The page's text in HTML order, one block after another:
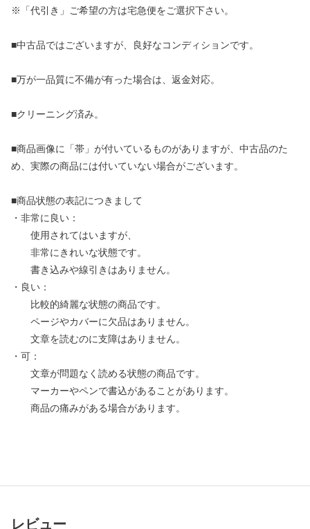
※「代引き」ご希望の方は宅急便をご選択下さい。
■中古品ではございますが、良好なコンディションです。
■万が一品質に不備が有った場合は、返金対応。
■クリーニング済み。
■商品画像に「帯」が付いているものがありますが、中古品のた
め、実際の商品には付いていない場合がございます。
■商品状態の表記につきまして
・非常に良い：
使用されてはいますが、
非常にきれいな状態です。
書き込みや線引きはありません。
・良い：
比較的綺麗な状態の商品です。
ページやカバーに欠品はありません。
文章を読むのに支障はありません。
・可：
文章が問題なく読める状態の商品です。
マーカーやペンで書込があることがあります。
商品の痛みがある場合があります。
レビュー